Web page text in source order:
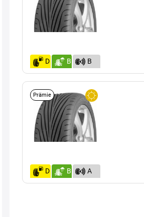
D B
B
(70)
Prämie
D B
A
(68)